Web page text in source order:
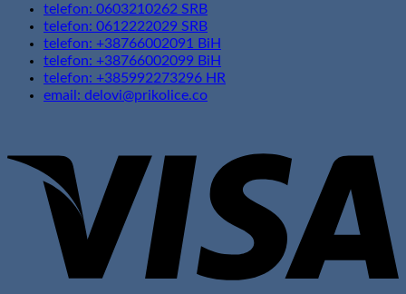
telefon: 0603210262 SRB
telefon: 0612222029 SRB
telefon: +38766002091 BiH
telefon: +38766002099 BiH
telefon: +385992273296 HR
email: delovi@prikolice.co